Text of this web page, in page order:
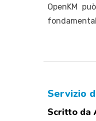
OpenKM
Servizio
Scritto da